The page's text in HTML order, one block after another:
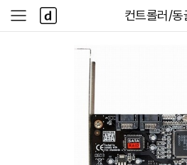
다나와
컨트롤러/동
사
이
다
나
와